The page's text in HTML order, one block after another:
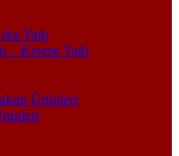
Yağı
– Kesme Yağı
Ürünleri